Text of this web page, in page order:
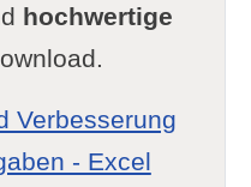
hochwertige
Verbesserung
- Excel